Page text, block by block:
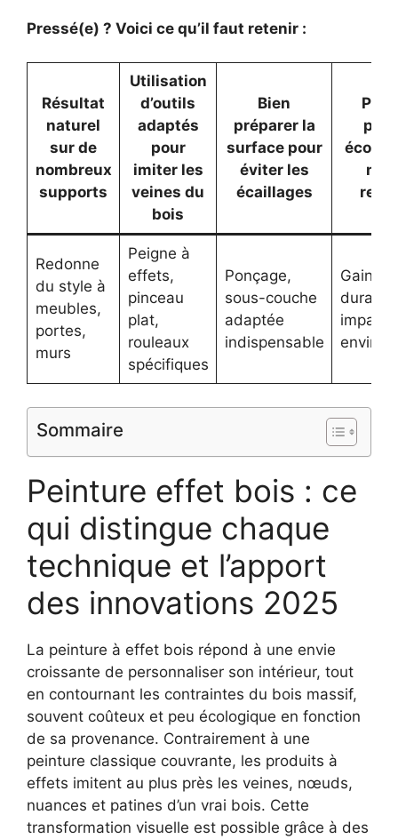
Pressé(e) ? Voici ce qu’il faut retenir :
Résultat
naturel
sur de
nombreux
supports
Utilisation
d’outils
adaptés
pour
imiter les
veines du
bois
Bien
préparer la
surface pour
éviter les
écaillages
Redonne
du style à
meubles,
portes,
murs
Peigne à
effets,
pinceau
plat,
rouleaux
spécifiques
Ponçage,
sous-couche
adaptée
indispensable
Gain
impact
Sommaire
Peinture effet bois : ce
qui distingue chaque
technique et l’apport
des innovations 2025
La peinture à effet bois répond à une envie
croissante de personnaliser son intérieur, tout
en contournant les contraintes du bois massif,
souvent coûteux et peu écologique en fonction
de sa provenance. Contrairement à une
peinture classique couvrante, les produits à
effets imitent au plus près les veines, nœuds,
nuances et patines d’un vrai bois. Cette
transformation visuelle est possible grâce à des